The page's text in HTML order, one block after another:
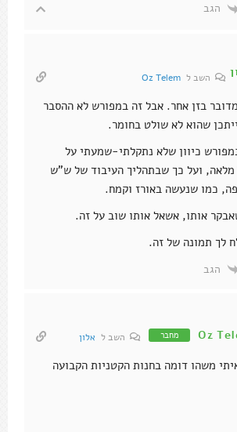
הגב
השב ל Oz Telem
בזן אחר. אבל זה במפורש לא ההסבר
שהוא לא שולט בחומר.
כיוון שלא נתקלתי-שמעתי על
מלאה, ועל כך שבתהליך העיבוד של ש"ש
כמו שנעשה באורז וקמח.
אותו, אשאל אותו שוב על זה.
לך תמונה של זה.
הגב
Oz מחבר השב ל אלון
משהו דומה בחנות הקטניות הקבועה